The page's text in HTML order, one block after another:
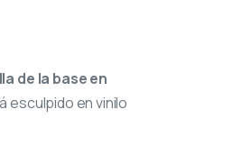
de la base en
esculpido en vinilo